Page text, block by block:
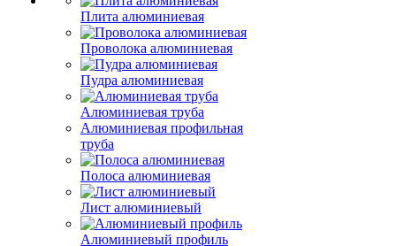
Плита алюминиевая
Проволока алюминиевая
Пудра алюминиевая
Алюминиевая труба
Алюминиевая профильная
труба
Полоса алюминиевая
Лист алюминиевый
Алюминиевый профиль